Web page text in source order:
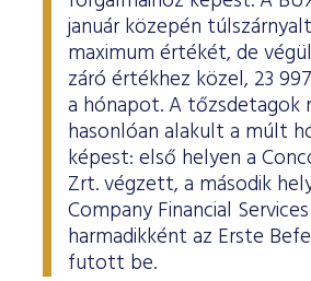
január közepén
maximum értékét, de
záró értékhez közel, 23
a hónapot. A tőzsdetagok
hasonlóan alakult a múlt
képest: első helyen a
Zrt. végzett, a második
Company Financial
harmadikként az Erste
futott be.